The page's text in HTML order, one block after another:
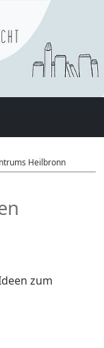
Heilbronn
zum